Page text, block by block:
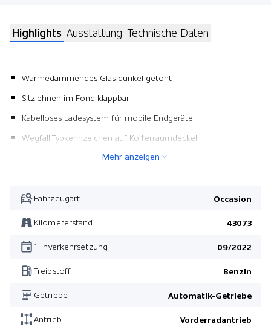
Highlights Ausstattung Technische Daten
Wärmedämmendes Glas dunkel getönt
Sitzlehnen im Fond klappbar
Kabelloses Ladesystem für mobile Endgeräte
Wegfall Typkennzeichen auf Kofferraumdeckel
Licht- und Sicht-Paket
Verkehrszeichen-Assistent
Sondermodell Edition 2020
Advanced Soundsystem
Head-up-Display
Premium Plus Paket
Mehr anzeigen
Fahrzeugart Occasion
Kilometerstand 43073
1. Inverkehrsetzung 09/2022
Treibstoff Benzin
Getriebe Automatik-Getriebe
Antrieb Vorderradantrieb